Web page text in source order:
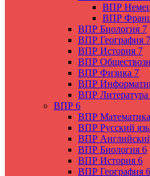
ВПР
ВПР
ВПР Биология 7
ВПР География 7
ВПР История 7
ВПР
ВПР Физика 7
ВПР
ВПР Литература
ВПР 6
ВПР
ВПР Русский
ВПР
ВПР Биология 6
ВПР История 6
ВПР География 6